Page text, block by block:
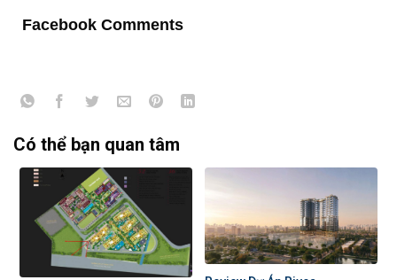
Facebook Comments
Có thể bạn quan tâm